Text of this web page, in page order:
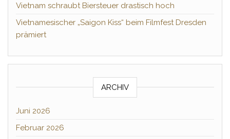
Vietnam schraubt Biersteuer drastisch hoch
Vietnamesischer „Saigon Kiss“ beim Filmfest Dresden
prämiert
ARCHIV
Juni 2026
Februar 2026